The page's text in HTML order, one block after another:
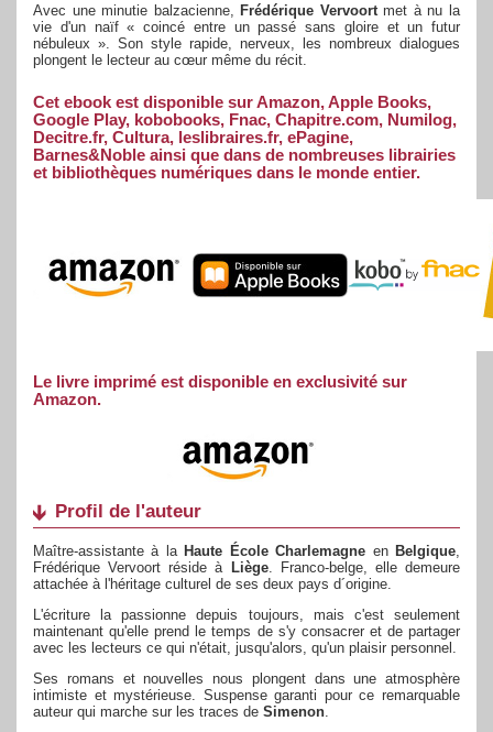
Avec une minutie balzacienne,Frédérique Vervoortmet à nu la
vie d'un naïf « coincé entre un passé sans gloire et un futur
nébuleux ». Son style rapide, nerveux, les nombreux dialogues
plongent le lecteur au cœur même du récit.
Cet ebook est disponible sur Amazon, Apple Books,
Google Play, kobobooks, Fnac, Chapitre.com, Numilog,
Decitre.fr, Cultura, leslibraires.fr, ePagine,
Barnes&Noble ainsi que dans de nombreuses librairies
et bibliothèques numériques dans le monde entier.
Le livre imprimé est disponible en exclusivité sur
Amazon.
Profil de l'auteur
Maître-assistante à la Haute École Charlemagne enBelgique
Frédérique Vervoort réside à
Liège. Franco-belge, elle demeure
attachée à l'héritage culturel de ses deux pays d´origine.
L'écriture la passionne depuis toujours, mais c'est seulement
maintenant qu'elle prend le temps de s'y consacrer et de partager
avec les lecteurs ce qui n'était, jusqu'alors, qu'un plaisir personnel.
Ses romans et nouvelles nous plongent dans une atmosphère
intimiste et mystérieuse. Suspense garanti pour ce remarquable
auteur qui marche sur les traces de Simenon